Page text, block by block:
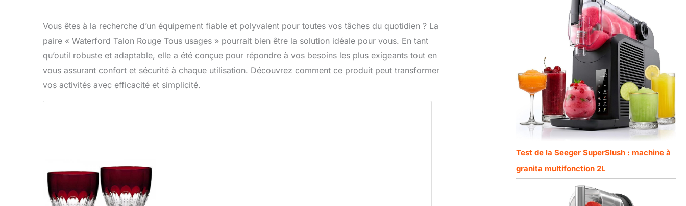
Vous êtes à la recherche d’un équipement fiable et polyvalent pour toutes vos tâches du quotidien ? La
paire « Waterford Talon Rouge Tous usages » pourrait bien être la solution idéale pour vous. En tant
qu’outil robuste et adaptable, elle a été conçue pour répondre à vos besoins les plus exigeants tout en
vous assurant confort et sécurité à chaque utilisation. Découvrez comment ce produit peut transformer
vos activités avec efficacité et simplicité.
Test de la Seeger SuperSlush : machine à
granita multifonction 2L